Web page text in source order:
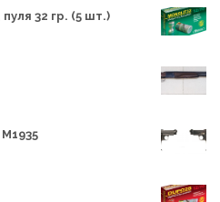
32 гр. (5 шт.)